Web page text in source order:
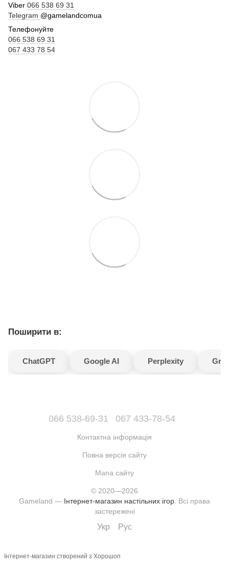
Viber 066 538 69 31
Telegram @gamelandcomua
Телефонуйте
066 538 69 31
067 433 78 54
Поширити в:
ChatGPT Google AI Perplexity
066 538-69-31 067 433-78-54
Контактна інформація
Повна версія сайту
Мапа сайту
© 2020—2026
Gameland — Інтернет-магазин настільних ігор . Всі права
застережені
Укр Рус
Інтернет-магазин створений з Хорошоп